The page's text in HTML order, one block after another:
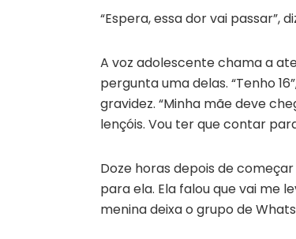
“Espera, essa dor vai passar”,
A voz adolescente chama a
pergunta uma delas. “Tenho
gravidez. “Minha mãe deve
lençóis. Vou ter que contar
Doze horas depois de
para ela. Ela falou que vai me
menina deixa o grupo de